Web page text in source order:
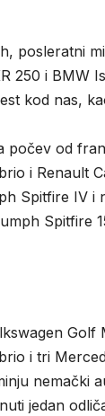
posleratni
250 i BMW
kod nas,
počev od
i Renault
Spitfire IV i
Spitfire
Golf
i tri
nemački
jedan